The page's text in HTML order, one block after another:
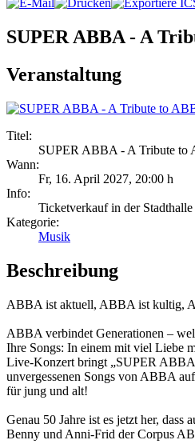
SUPER ABBA - A
Veranstaltung
Titel:
SUPER ABBA - A Tribute to
Wann:
Fr, 16. April 2027, 20:00 h
Info:
Ticketverkauf in der
Kategorie:
Musik
Beschreibung
ABBA ist aktuell, ABBA ist kultig,
ABBA verbindet Generationen –
Ihre Songs: In einem mit viel Liebe
Live-Konzert bringt „SUPER
unvergessenen Songs von ABBA
für jung und alt!
Genau 50 Jahre ist es jetzt her, dass
Benny und Anni-Frid der Corpus